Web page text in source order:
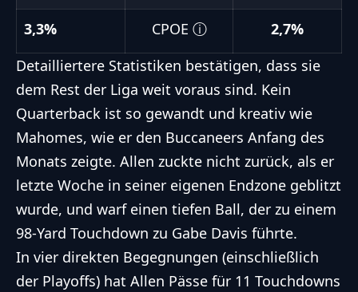
3,3% CPOE ⓘ
2,7%
Detailliertere Statistiken bestätigen, dass sie
dem Rest der Liga weit voraus sind. Kein
Quarterback ist so gewandt und kreativ wie
Mahomes, wie er den Buccaneers Anfang des
Monats zeigte. Allen zuckte nicht zurück, als er
letzte Woche in seiner eigenen Endzone geblitzt
wurde, und warf einen tiefen Ball, der zu einem
98-Yard Touchdown zu Gabe Davis führte.
In vier direkten Begegnungen (einschließlich
der Playoffs) hat Allen Pässe für 11 Touchdowns